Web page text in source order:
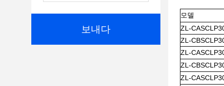
보내다
모델
ZL-
ZL-
ZL-
ZL-
ZL-